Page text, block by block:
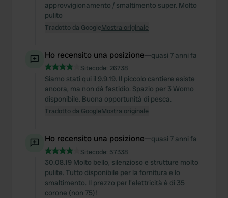
approvvigionamento / smaltimento super. Molto
pulito
Tradotto da GoogleMostra originale
Ho recensito una posizione—quasi 7 anni fa
Sitecode: 26738
Siamo stati qui il 9.9.19. Il piccolo cantiere esiste
ancora, ma non dà fastidio. Spazio per 3 Womo
disponibile. Buona opportunità di pesca.
Tradotto da GoogleMostra originale
Ho recensito una posizione—quasi 7 anni fa
Sitecode: 57338
30.08.19 Molto bello, silenzioso e strutture molto
pulite. Tutto disponibile per la fornitura e lo
smaltimento. Il prezzo per l'elettricità è di 35
corone (non 75)!